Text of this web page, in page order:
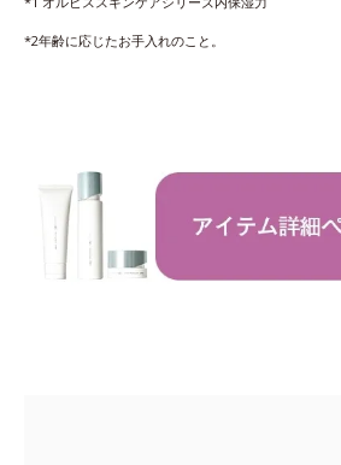
*2年齢に応じたお手入れのこと。